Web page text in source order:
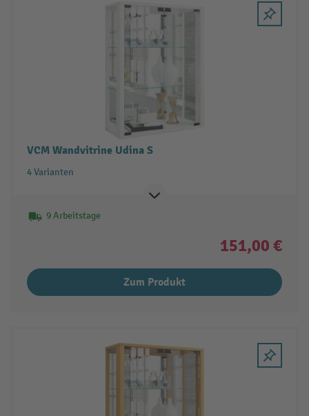
VCM Wandvitrine Udina S
4 Varianten
9 Arbeitstage
151,00 €
Zum Produkt